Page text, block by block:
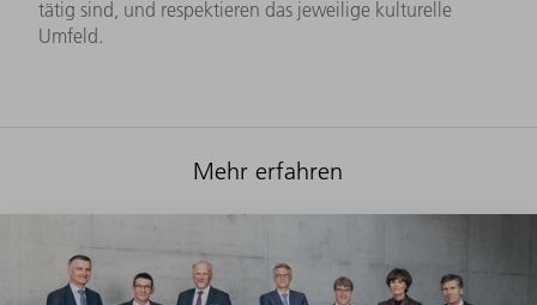
tätig sind, und respektieren das jeweilige kulturelle
Umfeld.
Mehr erfahren